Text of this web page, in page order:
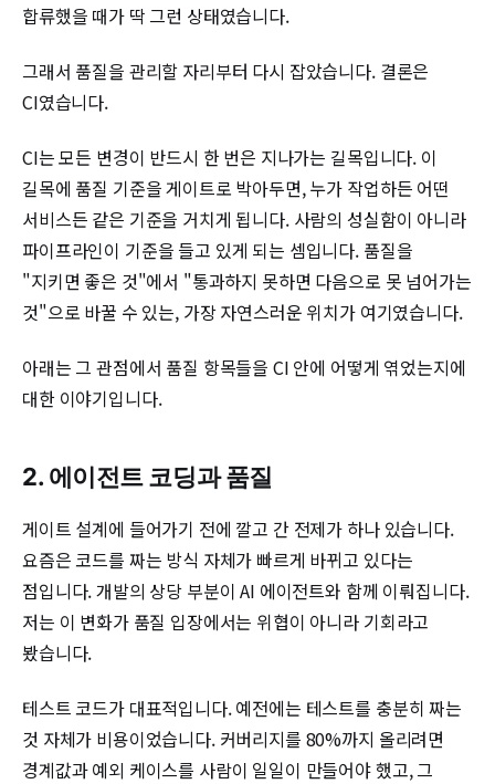
합류했을 때가 딱 그런 상태였습니다.
그래서 품질을 관리할 자리부터 다시 잡았습니다. 결론은
CI였습니다.
CI는 모든 변경이 반드시 한 번은 지나가는 길목입니다. 이
길목에 품질 기준을 게이트로 박아두면, 누가 작업하든 어떤
서비스든 같은 기준을 거치게 됩니다. 사람의 성실함이 아니라
파이프라인이 기준을 들고 있게 되는 셈입니다. 품질을
"지키면 좋은 것"에서 "통과하지 못하면 다음으로 못 넘어가는
것"으로 바꿀 수 있는, 가장 자연스러운 위치가 여기였습니다.
아래는 그 관점에서 품질 항목들을 CI 안에 어떻게 엮었는지에
대한 이야기입니다.
2. 에이전트 코딩과 품질
게이트 설계에 들어가기 전에 깔고 간 전제가 하나 있습니다.
요즘은 코드를 짜는 방식 자체가 빠르게 바뀌고 있다는
점입니다. 개발의 상당 부분이 AI 에이전트와 함께 이뤄집니다.
저는 이 변화가 품질 입장에서는 위협이 아니라 기회라고
봤습니다.
테스트 코드가 대표적입니다. 예전에는 테스트를 충분히 짜는
것 자체가 비용이었습니다. 커버리지를 80%까지 올리려면
경계값과 예외 케이스를 사람이 일일이 만들어야 했고, 그